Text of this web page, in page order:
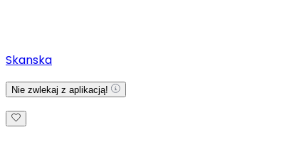
Skanska
Nie zwlekaj z aplikacją!